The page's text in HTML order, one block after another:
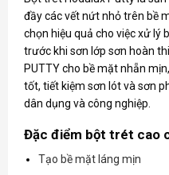
đầy các vết nứt nhỏ trên bề
chọn hiệu quả cho việc xử lý
trước khi sơn lớp sơn hoàn
PUTTY cho bề mặt nhẵn
tốt, tiết kiệm sơn lót và sơn
dân dụng và công nghiệp.
Đặc điểm bột trét cao
Tạo bề mặt láng mịn